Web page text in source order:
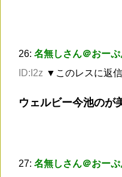
26: 名無しさん＠おーぷ
ID:I2z ▼このレスに返信
ウェルビー今池のが
27: 名無しさん＠おーぷ